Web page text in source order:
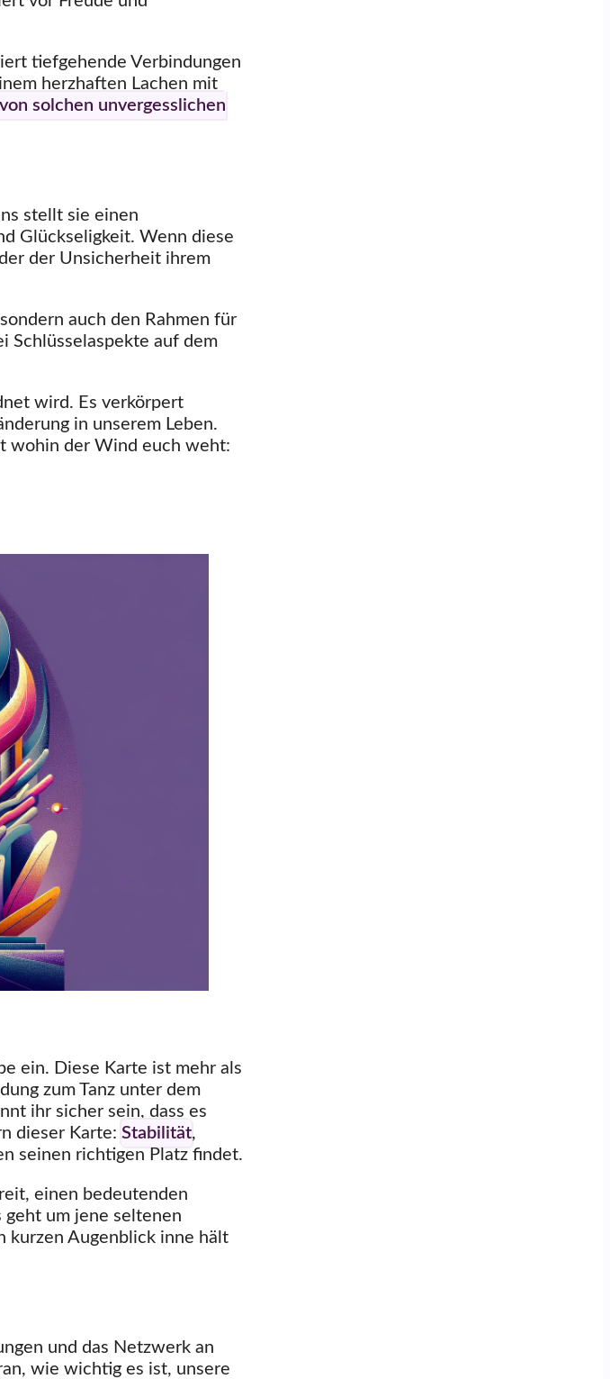
tiefgehende Verbindungen
herzhaften Lachen mit
solchen unvergesslichen
stellt sie einen
Glückseligkeit. Wenn diese
der Unsicherheit ihrem
auch den Rahmen für
Schlüsselaspekte auf dem
wird. Es verkörpert
in unserem Leben.
wohin der Wind euch weht:
ein. Diese Karte ist mehr als
zum Tanz unter dem
ihr sicher sein, dass es
dieser Karte: Stabilität,
seinen richtigen Platz findet.
einen bedeutenden
geht um jene seltenen
kurzen Augenblick inne hält
und das Netzwerk an
wie wichtig es ist, unsere